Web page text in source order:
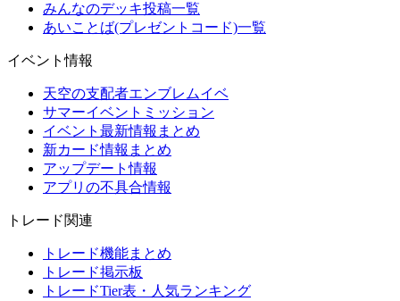
みんなのデッキ投稿一覧
あいことば(プレゼントコード)一覧
イベント情報
天空の支配者エンブレムイベ
サマーイベントミッション
イベント最新情報まとめ
新カード情報まとめ
アップデート情報
アプリの不具合情報
トレード関連
トレード機能まとめ
トレード掲示板
トレードTier表・人気ランキング